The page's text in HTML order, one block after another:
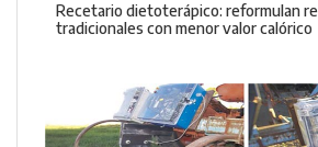
Recetario dietoterápico: reformulan
tradicionales con menor valor calórico